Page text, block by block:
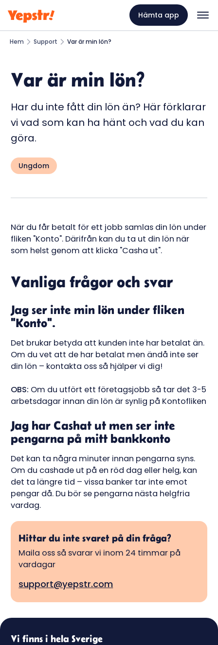
Hämta app
Hem Support Var är min lön?
Var är min lön?
Har du inte fått din lön än? Här förklarar
vi vad som kan ha hänt och vad du kan
göra.
Ungdom
När du får betalt för ett jobb samlas din lön under
fliken "Konto". Därifrån kan du ta ut din lön när
som helst genom att klicka "Casha ut".
Vanliga frågor och svar
Jag ser inte min lön under fliken
"Konto".
Det brukar betyda att kunden inte har betalat än.
Om du vet att de har betalat men ändå inte ser
din lön – kontakta oss så hjälper vi dig!
OBS: Om du utfört ett företagsjobb så tar det 3-5
arbetsdagar innan din lön är synlig på Kontofliken
Jag har Cashat ut men ser inte
pengarna på mitt bankkonto
Det kan ta några minuter innan pengarna syns.
Om du cashade ut på en röd dag eller helg, kan
det ta längre tid – vissa banker tar inte emot
pengar då. Du bör se pengarna nästa helgfria
vardag.
Hittar du inte svaret på din fråga?
Maila oss så svarar vi inom 24 timmar på
vardagar
support@yepstr.com
Vi finns i hela Sverige